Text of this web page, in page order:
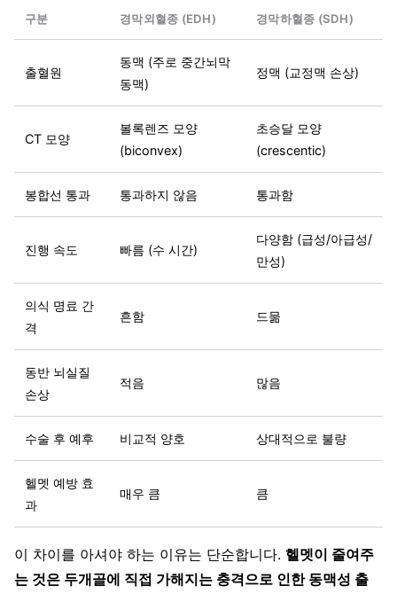
구분 경막외혈종 (EDH) 경막하혈종 (SDH)
출혈원
동맥 (주로 중간뇌막
동맥)
정맥 (교정맥 손상)
CT 모양
볼록렌즈 모양
(biconvex)
초승달 모양
(crescentic)
봉합선 통과 통과하지 않음 통과함
진행 속도 빠름 (수 시간)
다양함 (급성/아급성/
만성)
의식 명료 간
격
흔함 드묾
동반 뇌실질
손상
적음 많음
수술 후 예후 비교적 양호 상대적으로 불량
헬멧 예방 효
과
매우 큼 큼
이 차이를 아셔야 하는 이유는 단순합니다. 헬멧이 줄여주
는 것은 두개골에 직접 가해지는 충격으로 인한 동맥성 출